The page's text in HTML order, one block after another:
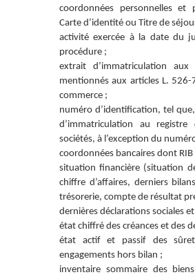
coordonnées personnelles et
Carte d’identité ou Titre de
activité exercée à la date du
procédure ;
extrait d’immatriculation
mentionnés aux articles L.
commerce ;
numéro d’identification, tel
d’immatriculation au
sociétés, à l’exception du
coordonnées bancaires dont RIB
situation financière (situation
chiffre d’affaires, derniers
trésorerie, compte de résultat
dernières déclarations sociales et
état chiffré des créances et des
état actif et passif des
engagements hors bilan ;
inventaire sommaire des